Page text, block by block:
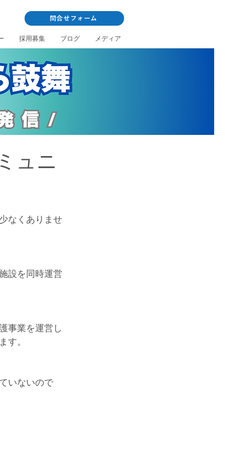
問合せフォーム
採用募集 ブログ メディア
ュニ
なくありませ
設を同時運営
事業を運営し
す。
いないので